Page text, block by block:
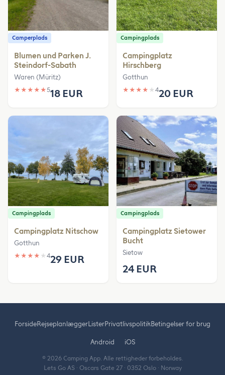
Camperplads
Blumen und Parken J.
Steindorf-Sabath
Waren (Müritz)
★ ★ ★ ★ ★518 EUR
Campingplads
Campingplatz
Hirschberg
Gotthun
★ ★ ★ ★ ★ 420 EUR
Campingplads
Campingplatz Nitschow
Gotthun
★ ★ ★ ★ ★ 429 EUR
Campingplads
Campingplatz Sietower
Bucht
Sietow
24 EUR
ForsideRejseplanlæggerListerPrivatlivspolitikBetingelser for brug
Android iOS
© 2026 Camping App. Alle rettigheder forbeholdes.
Lets Go AS · Oscars Gate 27 · 0352 Oslo · Norway